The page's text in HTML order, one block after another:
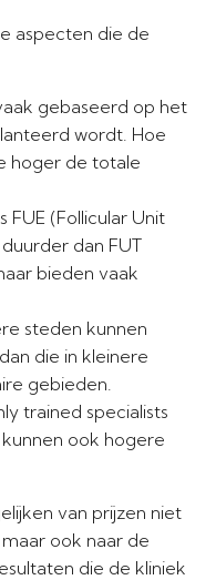
aspecten die de
gebaseerd op het
wordt. Hoe
hoger de totale
FUE (Follicular Unit
dan FUT
bieden vaak
steden kunnen
die in kleinere
gebieden.
trained specialists
ook hogere
van prijzen niet
ook naar de
die de kliniek